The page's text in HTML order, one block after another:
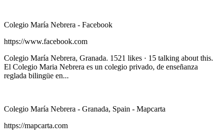
Colegio María Nebrera - Facebook
https://www.facebook.com
Colegio María Nebrera, Granada. 1521 likes · 15 talking about this.
El Colegio Maria Nebrera es un colegio privado, de enseñanza
reglada bilingüe en...
Colegio María Nebrera - Granada, Spain - Mapcarta
https://mapcarta.com